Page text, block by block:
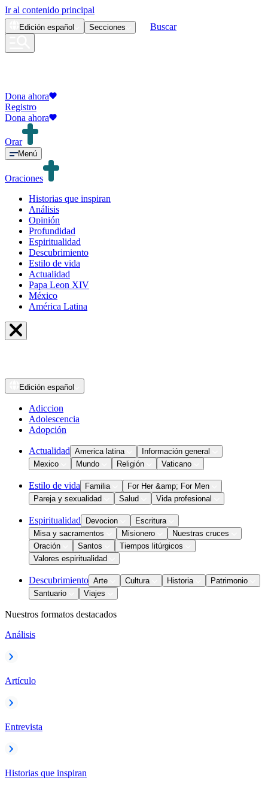
Ir al contenido principal
Edición español Secciones Buscar
Dona ahora
Registro
Dona ahora
Orar
Menú
Oraciones
Historias que inspiran
Análisis
Opinión
Profundidad
Espiritualidad
Descubrimiento
Estilo de vida
Actualidad
Papa Leon XIV
México
América Latina
Edición español
Adiccion
Adolescencia
Adopción
Actualidad America latina
Información general
Mexico
Mundo Religión Vaticano
Estilo de vida Familia
For Her &amp; For Men
Pareja y sexualidad
Salud Vida profesional
Espiritualidad Devocion
Escritura
Misa y sacramentos
Misionero
Nuestras cruces
Oración
Santos
Tiempos litúrgicos
Valores espiritualidad
Descubrimiento Arte Cultura Historia
Patrimonio
Santuario
Viajes
Nuestros formatos destacados
Análisis
Artículo
Entrevista
Historias que inspiran